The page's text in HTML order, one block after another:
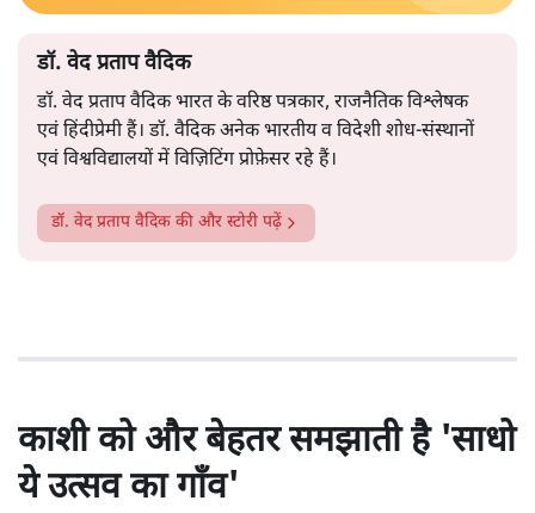
डॉ. वेद प्रताप वैदिक
डॉ. वेद प्रताप वैदिक भारत के वरिष्ठ पत्रकार, राजनैतिक विश्लेषक
एवं हिंदीप्रेमी हैं। डॉ. वैदिक अनेक भारतीय व विदेशी शोध-संस्थानों
एवं विश्वविद्यालयों में विज़िटिंग प्रोफ़ेसर रहे हैं।
डॉ. वेद प्रताप वैदिक की और स्टोरी पढ़ें
काशी को और बेहतर समझाती है 'साधो
ये उत्सव का गाँव'